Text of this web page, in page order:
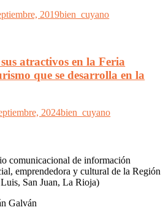
2019bien_cuyano
atractivos en la Feria
que se desarrolla en la
2024bien_cuyano
comunicacional de información
emprendedora y cultural de la Región
San Juan, La Rioja)
Galván